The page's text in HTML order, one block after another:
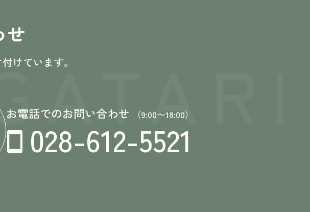
けています。
お電話でのお問い合わせ （9:00〜18:00）
028-612-5521